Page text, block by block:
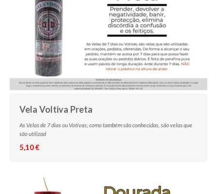
Vela Voltiva Preta
As Velas de 7 dias ou Votivas, como também são conhecidas, são velas que
são utilizad
5,10 €